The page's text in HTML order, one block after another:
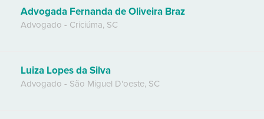
Advogada Fernanda de Oliveira Braz
Advogado - Criciúma, SC
Luiza Lopes da Silva
Advogado - São Miguel D'oeste, SC